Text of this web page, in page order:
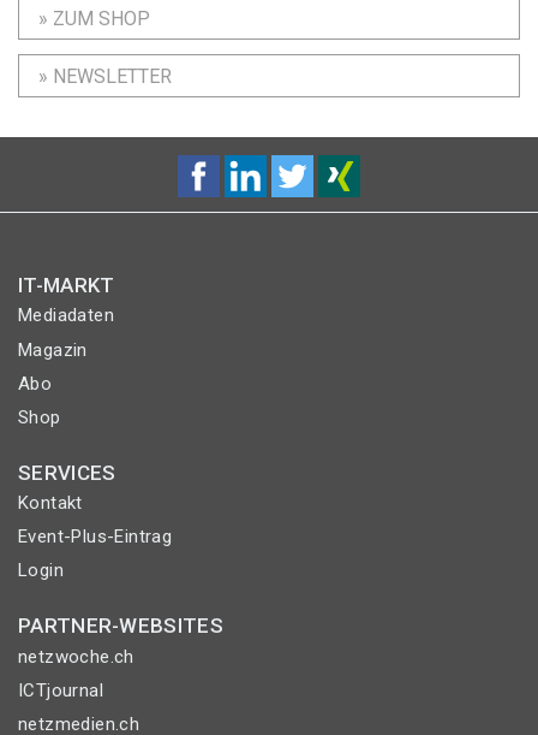
» ZUM SHOP
» NEWSLETTER
IT-MARKT
Mediadaten
Magazin
Abo
Shop
SERVICES
Kontakt
Event-Plus-Eintrag
Login
PARTNER-WEBSITES
netzwoche.ch
ICTjournal
netzmedien.ch